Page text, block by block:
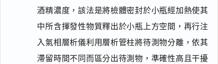
酒精濃度，該法是將檢體密封於小瓶經加熱使其
中所含揮發性物質釋出於小瓶上方空間，再行注
入氣相層析儀利用層析管柱將待測物分離，依其
滯留時間不同而區分出待測物，準確性高且干擾